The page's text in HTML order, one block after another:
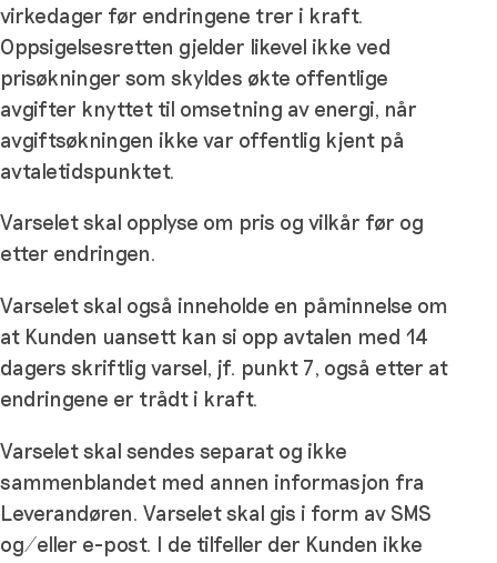
virkedager før endringene trer i kraft.
Oppsigelsesretten gjelder likevel ikke ved
prisøkninger som skyldes økte offentlige
avgifter knyttet til omsetning av energi, når
avgiftsøkningen ikke var offentlig kjent på
avtaletidspunktet.
Varselet skal opplyse om pris og vilkår før og
etter endringen.
Varselet skal også inneholde en påminnelse om
at Kunden uansett kan si opp avtalen med 14
dagers skriftlig varsel, jf. punkt 7, også etter at
endringene er trådt i kraft.
Varselet skal sendes separat og ikke
sammenblandet med annen informasjon fra
Leverandøren. Varselet skal gis i form av SMS
og/eller e-post. I de tilfeller der Kunden ikke